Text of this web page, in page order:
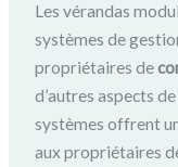
Les vérandas
systèmes de
propriétaires de
d’autres aspects
systèmes offrent
aux propriétaires